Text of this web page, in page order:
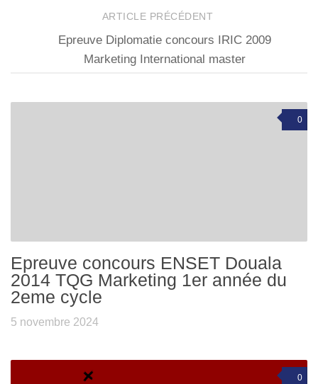
ARTICLE PRÉCÉDENT
Epreuve Diplomatie concours IRIC 2009
Marketing International master
0
Epreuve concours ENSET Douala
2014 TQG Marketing 1er année du
2eme cycle
5 novembre 2024
0